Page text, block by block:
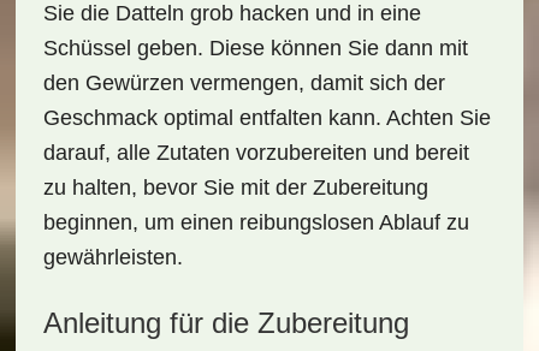
Sie die Datteln grob hacken und in eine
Schüssel geben. Diese können Sie dann mit
den Gewürzen vermengen, damit sich der
Geschmack optimal entfalten kann. Achten Sie
darauf, alle Zutaten vorzubereiten und bereit
zu halten, bevor Sie mit der Zubereitung
beginnen, um einen reibungslosen Ablauf zu
gewährleisten.
Anleitung für die Zubereitung